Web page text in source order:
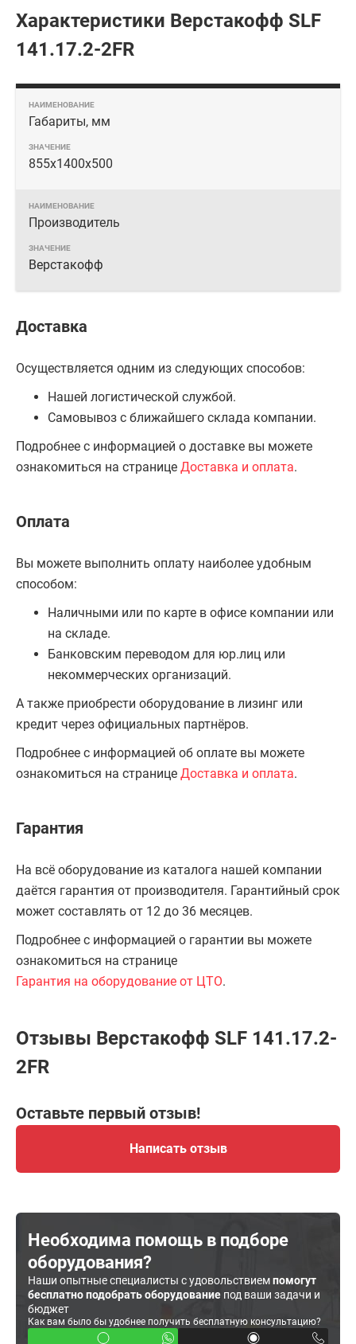
Характеристики Верстакофф SLF
141.17.2-2FR
Габариты, мм
855x1400x500
Производитель
Верстакофф
Доставка
Осуществляется одним из следующих способов:
Нашей логистической службой.
Самовывоз с ближайшего склада компании.
Подробнее с информацией о доставке вы можете
ознакомиться на странице Доставка и оплата.
Оплата
Вы можете выполнить оплату наиболее удобным
способом:
Наличными или по карте в офисе компании или
на складе.
Банковским переводом для юр.лиц или
некоммерческих организаций.
А также приобрести оборудование в лизинг или
кредит через официальных партнёров.
Подробнее с информацией об оплате вы можете
ознакомиться на странице Доставка и оплата.
Гарантия
На всё оборудование из каталога нашей компании
даётся гарантия от производителя. Гарантийный срок
может составлять от 12 до 36 месяцев.
Подробнее с информацией о гарантии вы можете
ознакомиться на странице
Гарантия на оборудование от ЦТО.
Отзывы Верстакофф SLF 141.17.2-
2FR
Оставьте первый отзыв!
Написать отзыв
Необходима помощь в подборе
оборудования?
Наши опытные специалисты с удовольствиемпомогут
бесплатно подобрать оборудование под ваши задачи и
бюджет
Как вам было бы удобнее получить бесплатную консультацию?